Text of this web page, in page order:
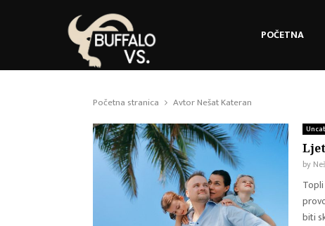
POČETNA
Početna stranica AvtorNešat Kateran
by
biti